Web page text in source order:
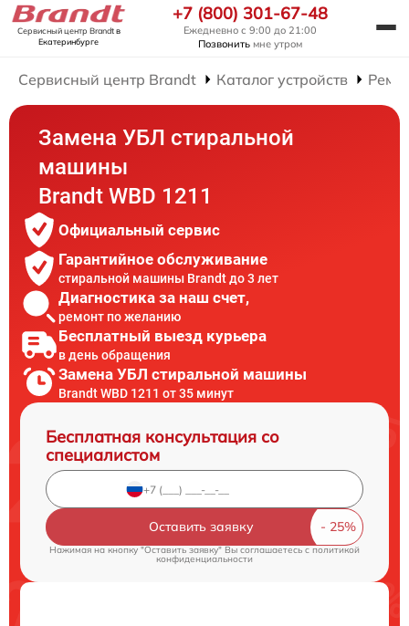
Сервисный центр Brandtв
Екатеринбурге
+7 (800) 301-67-48
Ежедневно с 9:00 до 21:00
Позвонить мне утром
Сервисный центр Brandt Каталог устройств
Замена УБЛ стиральной
машины
Brandt WBD 1211
Официальный сервис
Гарантийное обслуживание
стиральной машины Brandt до 3 лет
Диагностика за наш счет,
ремонт по желанию
Бесплатный выезд курьера
в день обращения
Замена УБЛ стиральной машины
Brandt WBD 1211 от 35 минут
Бесплатная консультация со
специалистом
Оставить заявку
Нажимая на кнопку "Оставить заявку" Вы соглашаетесь cполитикой
конфиденциальности